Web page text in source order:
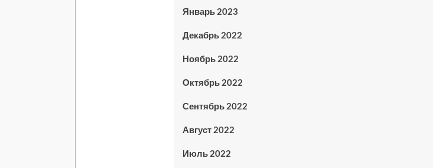
Январь 2023
Декабрь 2022
Ноябрь 2022
Октябрь 2022
Сентябрь 2022
Август 2022
Июль 2022